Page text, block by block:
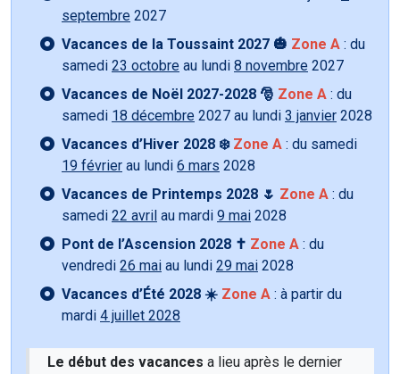
septembre 2027
Vacances de la Toussaint 2027 🎃 Zone A : du
samedi 23 octobre au lundi 8 novembre 2027
Vacances de Noël 2027-2028 🎅 Zone A : du
samedi 18 décembre 2027 au lundi 3 janvier 2028
Vacances d’Hiver 2028 ❄️ Zone A : du samedi
19 février au lundi 6 mars 2028
Vacances de Printemps 2028 🌷 Zone A : du
samedi 22 avril au mardi 9 mai 2028
Pont de l’Ascension 2028 ✝️ Zone A : du
vendredi 26 mai au lundi 29 mai 2028
Vacances d’Été 2028 ☀️ Zone A : à partir du
mardi 4 juillet 2028
Le début des vacances a lieu après le dernier